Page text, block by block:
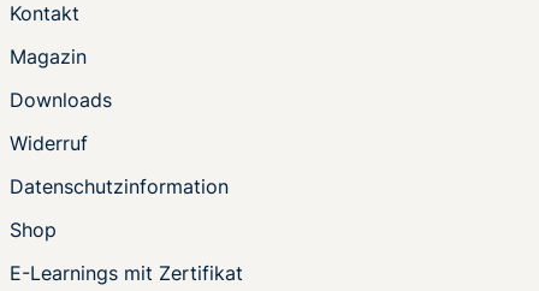
Kontakt
Magazin
Downloads
Widerruf
Datenschutzinformation
Shop
E-Learnings mit Zertifikat